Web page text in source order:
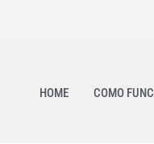
HOME COMO